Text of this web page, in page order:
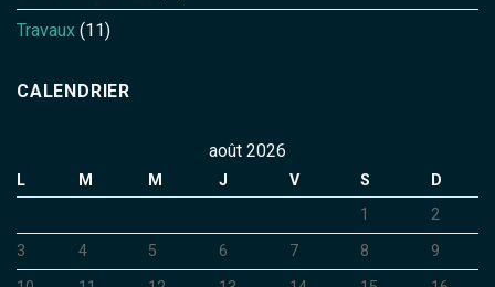
Travaux (11)
CALENDRIER
août 2026
L M M J V S
D
1
2
3
4 5 6 7 8
9